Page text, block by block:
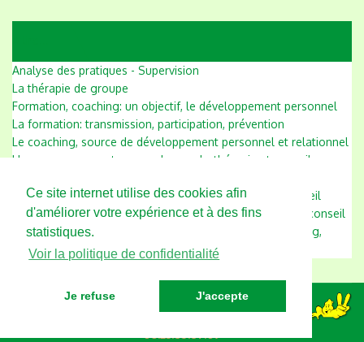
Ce site internet utilise des cookies afin
d'améliorer votre expérience et à des fins
statistiques.
Voir la politique de confidentialité
Je refuse J'accepte
Analyse des pratiques - Supervision
La thérapie de groupe
Formation, coaching: un objectif, le développement personnel
La formation: transmission, participation, prévention
Le coaching, source de développement personnel et relationnel
L'accompagnement en couple, psychothérapie et conseil
L'accompagnement des enfants, psychothérapie et conseil
L'accompagnement des adolescents, psychothérapie et conseil
L'accompagnement des adultes, psychothérapie, coaching,
conseil
Angélique GIMENEZ - Anvisage - 7 avenue de